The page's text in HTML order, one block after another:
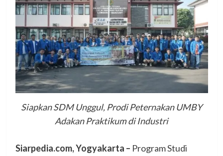
Siapkan SDM Unggul, Prodi Peternakan UMBY
Adakan Praktikum di Industri
Siarpedia.com, Yogyakarta – Program Studi